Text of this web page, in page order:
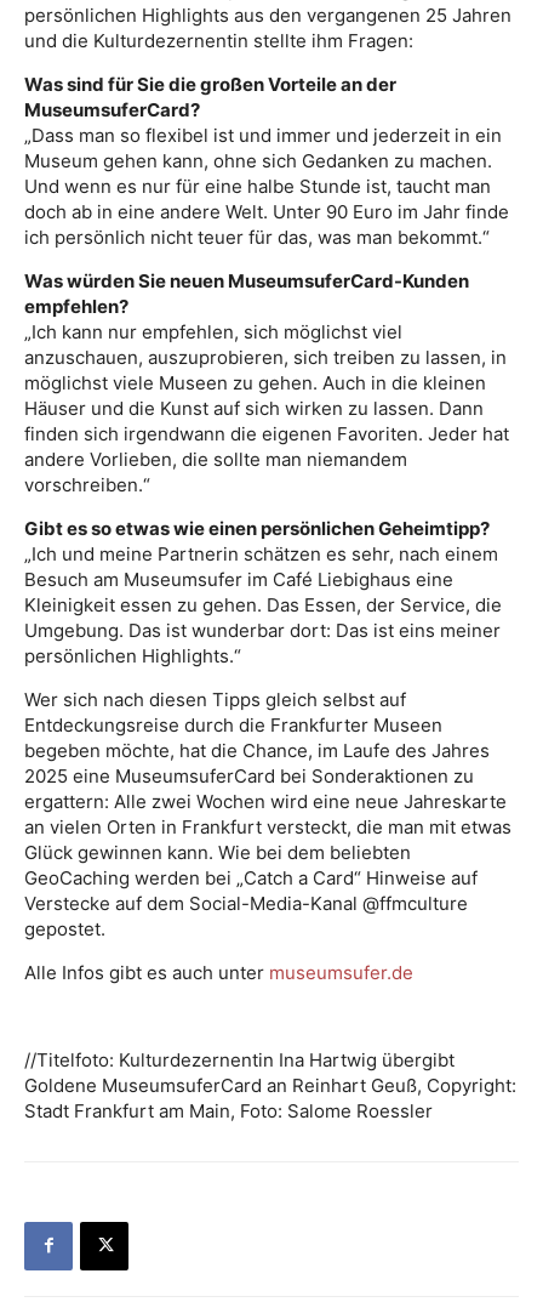
persönlichen Highlights aus den vergangenen 25 Jahren
und die Kulturdezernentin stellte ihm Fragen:
Was sind für Sie die großen Vorteile an der
MuseumsuferCard?
„Dass man so flexibel ist und immer und jederzeit in ein
Museum gehen kann, ohne sich Gedanken zu machen.
Und wenn es nur für eine halbe Stunde ist, taucht man
doch ab in eine andere Welt. Unter 90 Euro im Jahr finde
ich persönlich nicht teuer für das, was man bekommt.“
Was würden Sie neuen MuseumsuferCard-Kunden
empfehlen?
„Ich kann nur empfehlen, sich möglichst viel
anzuschauen, auszuprobieren, sich treiben zu lassen, in
möglichst viele Museen zu gehen. Auch in die kleinen
Häuser und die Kunst auf sich wirken zu lassen. Dann
finden sich irgendwann die eigenen Favoriten. Jeder hat
andere Vorlieben, die sollte man niemandem
vorschreiben.“
Gibt es so etwas wie einen persönlichen Geheimtipp?
„Ich und meine Partnerin schätzen es sehr, nach einem
Besuch am Museumsufer im Café Liebighaus eine
Kleinigkeit essen zu gehen. Das Essen, der Service, die
Umgebung. Das ist wunderbar dort: Das ist eins meiner
persönlichen Highlights.“
Wer sich nach diesen Tipps gleich selbst auf
Entdeckungsreise durch die Frankfurter Museen
begeben möchte, hat die Chance, im Laufe des Jahres
2025 eine MuseumsuferCard bei Sonderaktionen zu
ergattern: Alle zwei Wochen wird eine neue Jahreskarte
an vielen Orten in Frankfurt versteckt, die man mit etwas
Glück gewinnen kann. Wie bei dem beliebten
GeoCaching werden bei „Catch a Card“ Hinweise auf
Verstecke auf dem Social-Media-Kanal @ffmculture
gepostet.
Alle Infos gibt es auch unter museumsufer.de
//Titelfoto: Kulturdezernentin Ina Hartwig übergibt
Goldene MuseumsuferCard an Reinhart Geuß, Copyright:
Stadt Frankfurt am Main, Foto: Salome Roessler